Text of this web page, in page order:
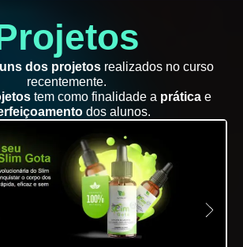
dos projetosrealizados no curso
recentemente.
tem como finalidade a prática e
dos alunos.